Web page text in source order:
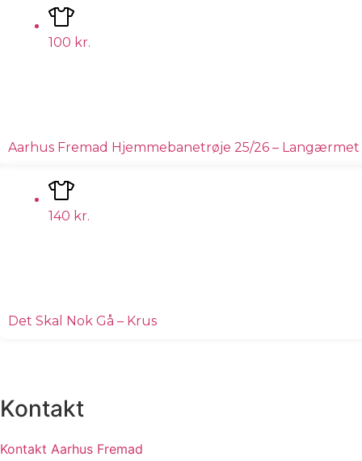
Aarhus Fremad Hjemmebanetrøje 25/26 – Langærmet
100 kr.
Det Skal Nok Gå – Krus
140 kr.
Kontakt
Kontakt Aarhus Fremad